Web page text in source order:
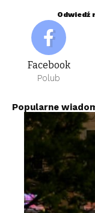
Odwiedź
Facebook
Polub
Popularne